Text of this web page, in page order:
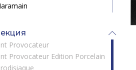
Simone
McQueen
Dunhill
Provocateur
Provocateur Edition Porcelain